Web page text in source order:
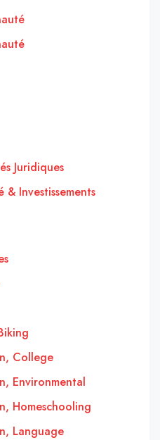
Juridiques
Investissements
College
Environmental
Homeschooling
Language